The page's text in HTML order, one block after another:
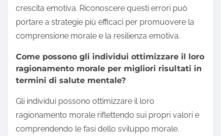
crescita emotiva. Riconoscere questi errori può
portare a strategie più efficaci per promuovere la
comprensione morale e la resilienza emotiva.
Come possono gli individui ottimizzare il loro
ragionamento morale per migliori risultati in
termini di salute mentale?
Gli individui possono ottimizzare il loro
ragionamento morale riflettendo sui propri valori e
comprendendo le fasi dello sviluppo morale.